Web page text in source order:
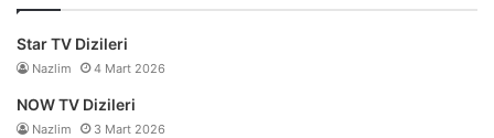
Star TV Dizileri
Nazlim 4 Mart 2026
NOW TV Dizileri
Nazlim 3 Mart 2026